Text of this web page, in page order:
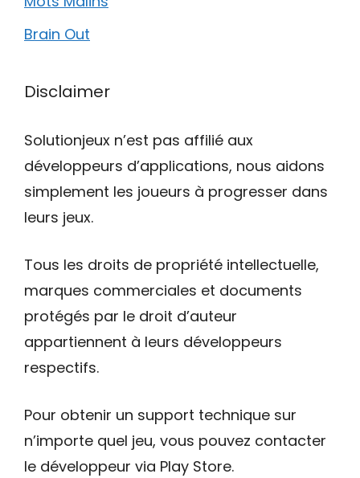
Brain Out
Disclaimer
Solutionjeux n’est pas affilié aux
développeurs d’applications, nous aidons
simplement les joueurs à progresser dans
leurs jeux.
Tous les droits de propriété intellectuelle,
marques commerciales et documents
protégés par le droit d’auteur
appartiennent à leurs développeurs
respectifs.
Pour obtenir un support technique sur
n’importe quel jeu, vous pouvez contacter
le développeur via Play Store.